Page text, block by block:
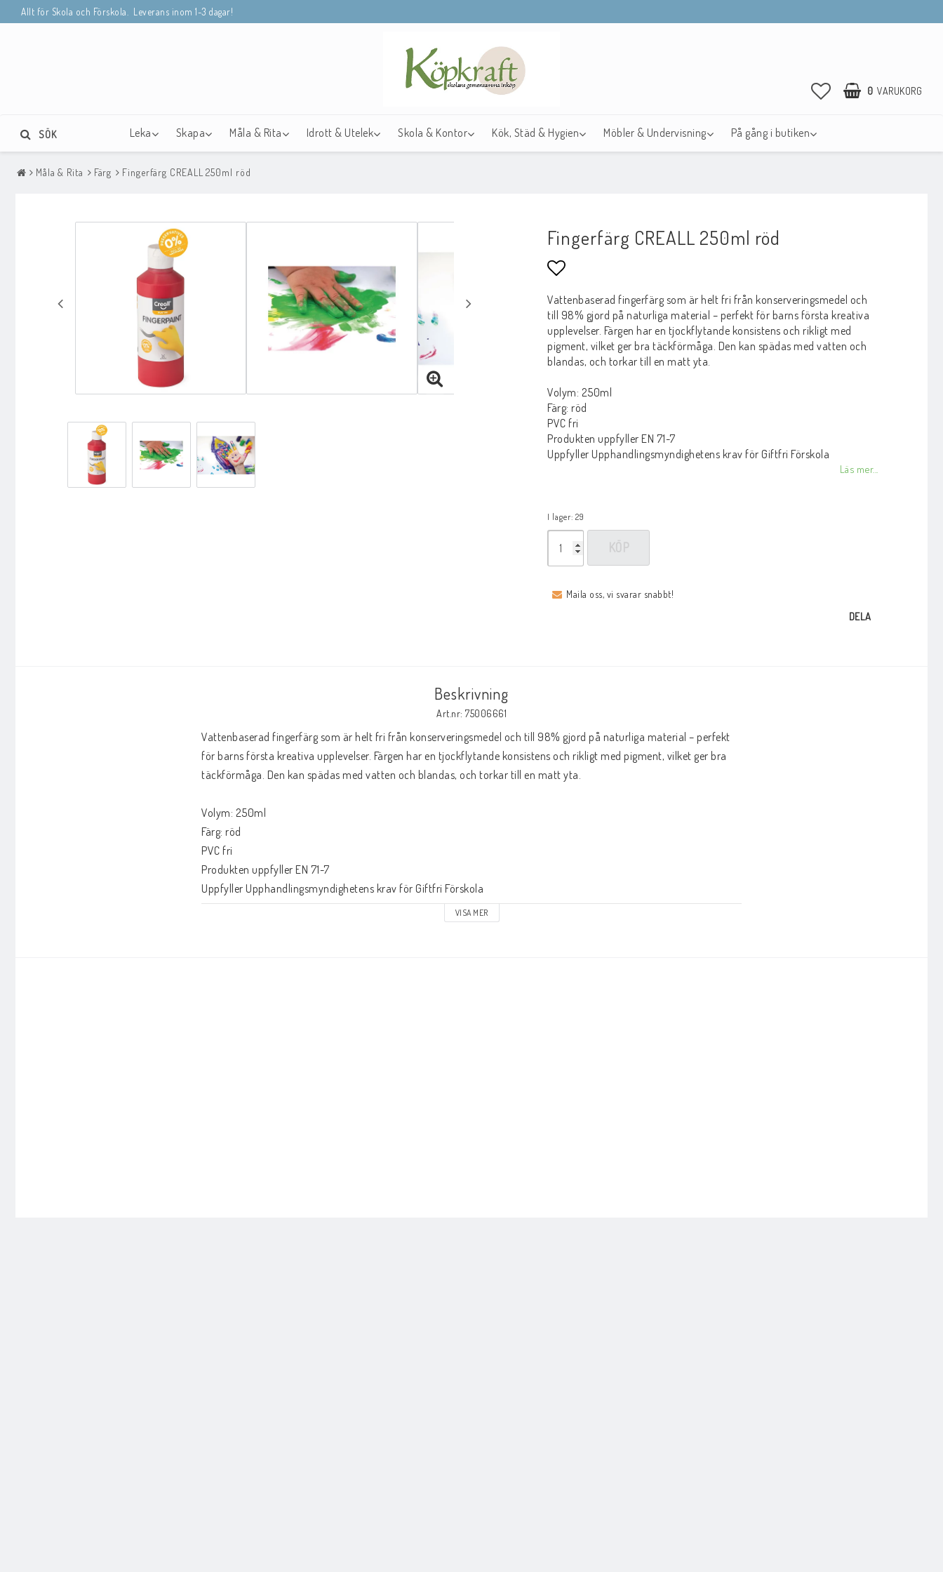
Allt för Skola och Förskola. Leverans inom 1-3 dagar!
0 VARUKORG
DIN VARUKORG ÄR TOM
Leka Skapa Måla & Rita Idrott & Utelek Skola & Kontor Kök, Städ & Hygien Möbler & Undervisning På gång i butiken
SÖK
Måla & Rita Färg Fingerfärg CREALL 250ml röd
Fingerfärg CREALL 250ml röd
Lägg till i favoritlistan
Vattenbaserad fingerfärg som är helt fri från konserveringsmedel och
till 98% gjord på naturliga material – perfekt för barns första kreativa
upplevelser. Färgen har en tjockflytande konsistens och rikligt med
pigment, vilket ger bra täckförmåga. Den kan spädas med vatten och
blandas, och torkar till en matt yta.
Volym: 250ml
Färg: röd
PVC fri
Produkten uppfyller EN 71-7
Uppfyller Upphandlingsmyndighetens krav för Giftfri Förskola
Läs mer...
I lager: 29
KÖP
Maila oss, vi svarar snabbt!
DELA
Beskrivning
Art.nr: 75006661
Vattenbaserad fingerfärg som är helt fri från konserveringsmedel och till 98% gjord på naturliga material – perfekt
för barns första kreativa upplevelser. Färgen har en tjockflytande konsistens och rikligt med pigment, vilket ger bra
täckförmåga. Den kan spädas med vatten och blandas, och torkar till en matt yta.
Volym: 250ml
Färg: röd
PVC fri
Produkten uppfyller EN 71-7
Uppfyller Upphandlingsmyndighetens krav för Giftfri Förskola
VISA MER